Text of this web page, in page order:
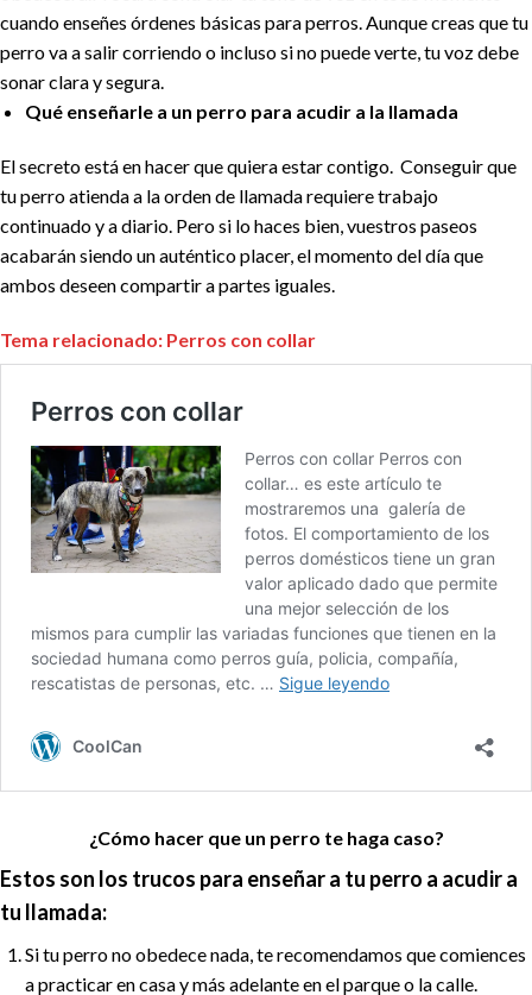
cuando enseñes órdenes básicas para perros. Aunque creas que tu
perro va a salir corriendo o incluso si no puede verte, tu voz debe
sonar clara y segura.
Qué enseñarle a un perro para acudir a la llamada
El secreto está en hacer que quiera estar contigo. Conseguir que
tu perro atienda a la orden de llamada requiere trabajo
continuado y a diario. Pero si lo haces bien, vuestros paseos
acabarán siendo un auténtico placer, el momento del día que
ambos deseen compartir a partes iguales.
Tema relacionado: Perros con collar
¿Cómo hacer que un perro te haga caso?
Estos son los trucos para enseñar a tu perro a acudir a
tu llamada:
Si tu perro no obedece nada, te recomendamos que comiences
a practicar en casa y más adelante en el parque o la calle.